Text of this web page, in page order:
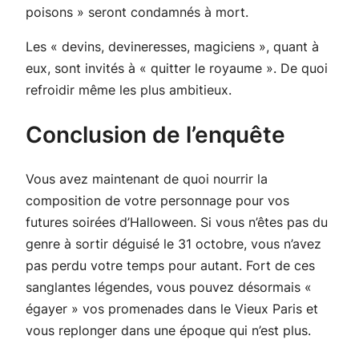
poisons » seront condamnés à mort.
Les « devins, devineresses, magiciens », quant à
eux, sont invités à « quitter le royaume ». De quoi
refroidir même les plus ambitieux.
Conclusion de l’enquête
Vous avez maintenant de quoi nourrir la
composition de votre personnage pour vos
futures soirées d’Halloween. Si vous n’êtes pas du
genre à sortir déguisé le 31 octobre, vous n’avez
pas perdu votre temps pour autant. Fort de ces
sanglantes légendes, vous pouvez désormais «
égayer » vos promenades dans le Vieux Paris et
vous replonger dans une époque qui n’est plus.